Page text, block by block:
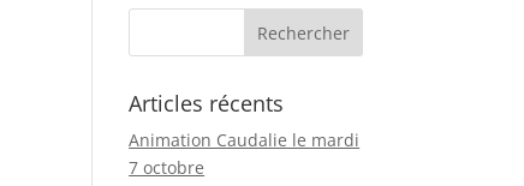
Articles récents
Animation Caudalie le mardi
7 octobre